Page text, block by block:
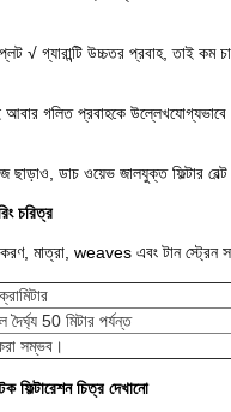
√ গ্যারান্টি উচ্চতর প্রবাহ, তাই কম
আবার গলিত প্রবাহকে
ছাড়াও, ডাচ ওয়েভ জালযুক্ত ফিল্টার
চরিত্র
মাত্রা, weaves এবং টান স্ট্রেন
50 মিটার পর্যন্ত
সম্ভব।
ফিল্টারেশন চিত্র দেখানো